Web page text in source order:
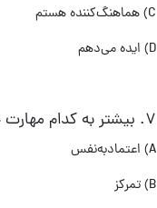
C) هماهنگ‌کننده هستم
D) ایده می‌دهم
۷. بیشتر به کدام
A) اعتمادبه‌نفس
B) تمرکز